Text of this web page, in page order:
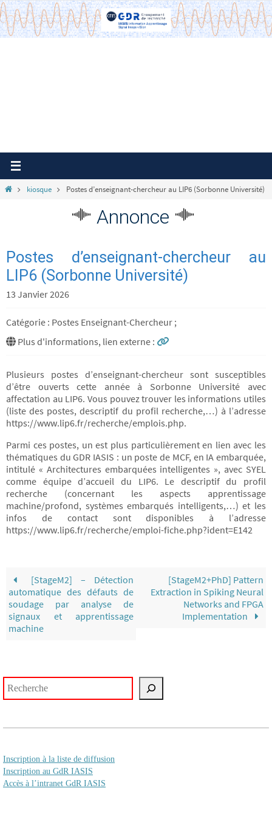
Passer
vers
le
Homekiosque Postes d’enseignant-chercheur au LIP6 (Sorbonne Université)
Annonce
Postes d’enseignant-chercheur au
LIP6 (Sorbonne Université)
13 Janvier 2026
Catégorie : Postes Enseignant-Chercheur ;
Plus d'informations, lien externe :
Plusieurs postes d’enseignant-chercheur sont susceptibles
d’être ouverts cette année à Sorbonne Université avec
affectation au LIP6. Vous pouvez trouver les informations utiles
(liste des postes, descriptif du profil recherche,…) à l’adresse
https://www.lip6.fr/recherche/emplois.php.
Parmi ces postes, un est plus particulièrement en lien avec les
thématiques du GDR IASIS : un poste de MCF, en IA embarquée,
intitulé « Architectures embarquées intelligentes », avec SYEL
comme équipe d’accueil du LIP6. Le descriptif du profil
recherche (concernant les aspects apprentissage
machine/profond, systèmes embarqués intelligents,…) et les
infos de contact sont disponibles à l’adresse
https://www.lip6.fr/recherche/emploi-fiche.php?ident=E142
[StageM2] – Détection
automatique des défauts de
soudage par analyse de
signaux et apprentissage
machine
[StageM2+PhD] Pattern
Extraction in Spiking Neural
Networks and FPGA
Implementation
Inscription à la liste de diffusion
Inscription au GdR IASIS
Accès à l’intranet GdR IASIS